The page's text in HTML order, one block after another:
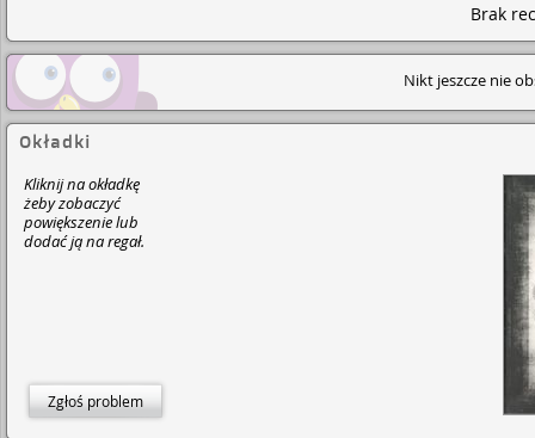
Brak
Nikt jeszcze nie
Okładki
Kliknij na okładkę
żeby zobaczyć
powiększenie lub
dodać ją na regał.
Zgłoś problem